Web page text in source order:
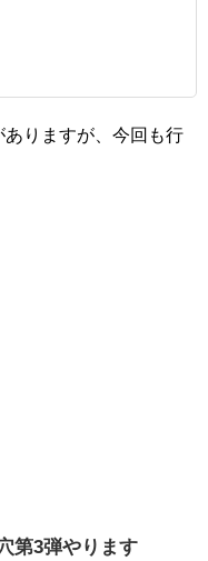
りますが、今回も行
第3弾やります